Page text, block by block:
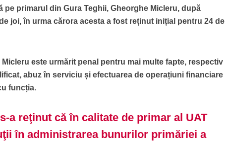
pe primarul din Gura Teghii, Gheorghe Micleru, după
joi, în urma cărora acesta a fost reținut inițial pentru 24 de
este urmărit penal pentru mai multe fapte, respectiv
abuz în serviciu și efectuarea de operațiuni financiare
funcția.
a reţinut că în calitate de primar al UAT
în administrarea bunurilor primăriei a